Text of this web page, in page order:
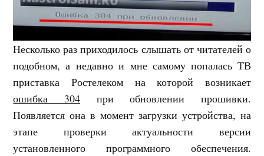
Несколько раз приходилось слышать от читателей о
подобном, а недавно и мне самому попалась ТВ
приставка Ростелеком на которой возникает
ошибка 304при обновлении прошивки.
Появляется она в момент загрузки устройства, на
этапе проверки актуальности версии
установленного программного обеспечения.